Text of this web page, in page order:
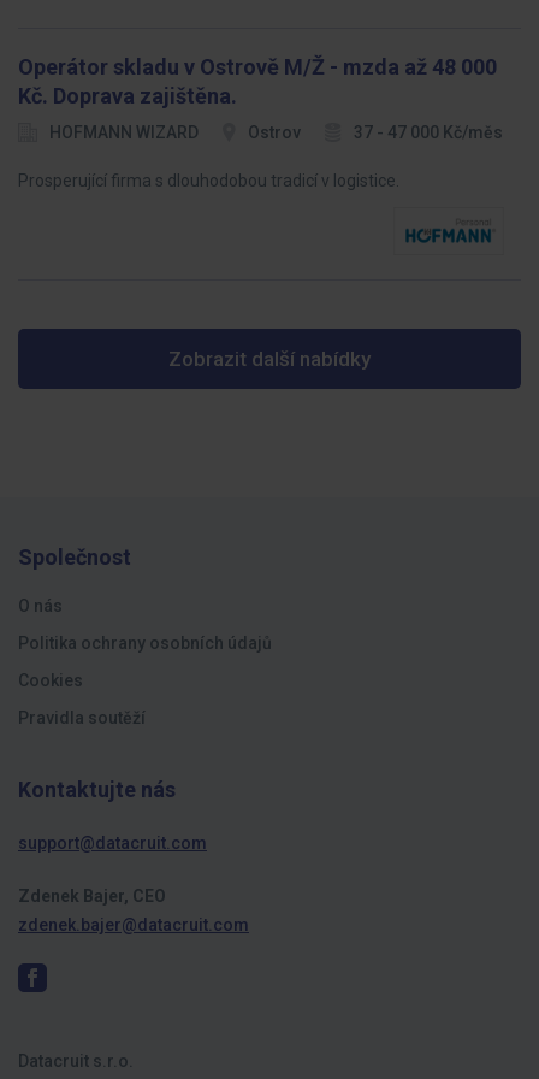
Operátor skladu v Ostrově M/Ž - mzda až 48 000
Kč. Doprava zajištěna.
HOFMANN WIZARD Ostrov 37 - 47 000 Kč/měs
Prosperující firma s dlouhodobou tradicí v logistice.
Zobrazit další nabídky
Společnost
O nás
Politika ochrany osobních údajů
Cookies
Pravidla soutěží
Kontaktujte nás
support@datacruit.com
Zdenek Bajer, CEO
zdenek.bajer@datacruit.com
Datacruit s.r.o.